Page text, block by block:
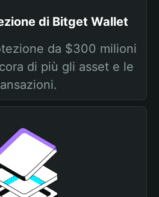
di Bitget Wallet
da $300 milioni
di più gli asset e le